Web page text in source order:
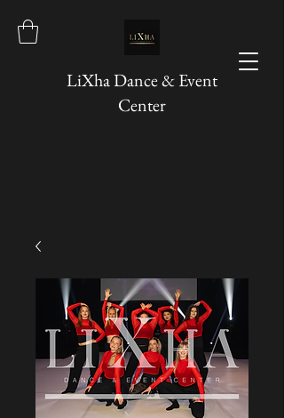
LiXha Dance & Event
Center